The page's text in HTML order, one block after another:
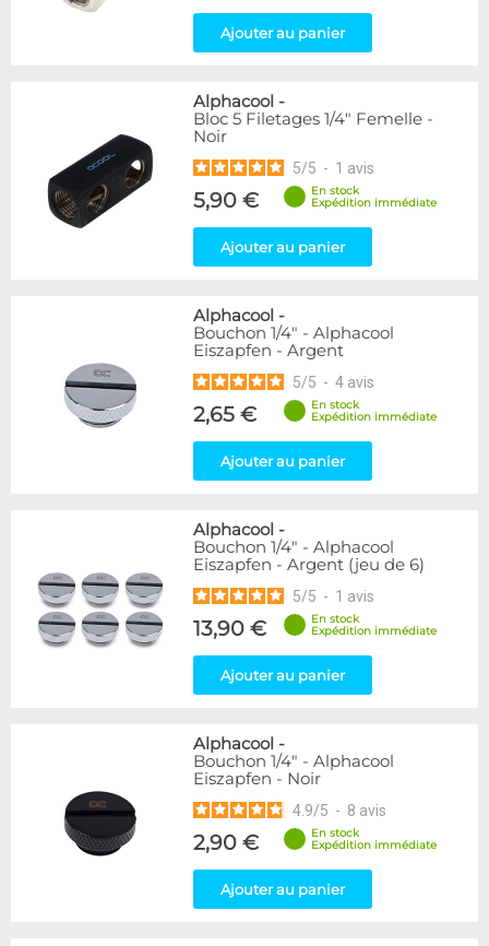
2
Mâle / Femelle
Mâle / Mâle
13
Forme
33
3
Raccord autobloquant
1
Raccord en Y
2
Disponibilité / Promotions
Articles en promotions
Appliquer
Ajouter au panier
Alphacool -
Bloc 5 Filetages 1/4" Femelle -
Noir
5/5 - 1 avis
5,90 €
En stock
Expédition immédiate
Ajouter au panier
Alphacool -
Bouchon 1/4" - Alphacool
Eiszapfen - Argent
5/5 - 4 avis
2,65 €
En stock
Expédition immédiate
Ajouter au panier
Alphacool -
Bouchon 1/4" - Alphacool
Eiszapfen - Argent (jeu de 6)
5/5 - 1 avis
13,90 €
En stock
Expédition immédiate
Ajouter au panier
Alphacool -
Bouchon 1/4" - Alphacool
Eiszapfen - Noir
4.9/5 - 8 avis
2,90 €
En stock
Expédition immédiate
Ajouter au panier